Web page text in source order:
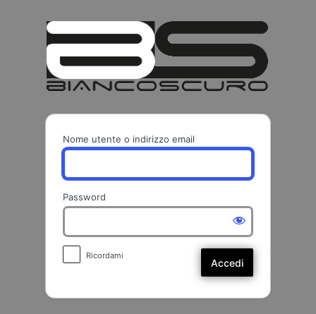
Nome utente o indirizzo email
Password
Ricordami